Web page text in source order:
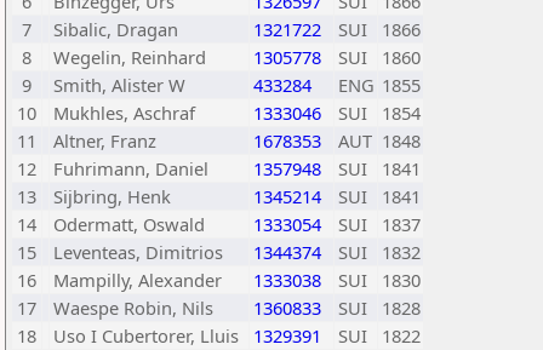
7
Sibalic, Dragan 1321722 SUI
1866
8
Wegelin, Reinhard 1305778 SUI
1860
9
Smith, Alister W 433284 ENG 1855
10
Mukhles, Aschraf 1333046 SUI
1854
11
Altner, Franz 1678353 AUT 1848
12
Fuhrimann, Daniel 1357948 SUI
1841
13
Sijbring, Henk 1345214 SUI
1841
14
Odermatt, Oswald 1333054 SUI
1837
15
Leventeas, Dimitrios 1344374 SUI
1832
16
Mampilly, Alexander 1333038 SUI
1830
17
Waespe Robin, Nils 1360833 SUI
1828
18
Uso I Cubertorer, Lluis 1329391 SUI
1822